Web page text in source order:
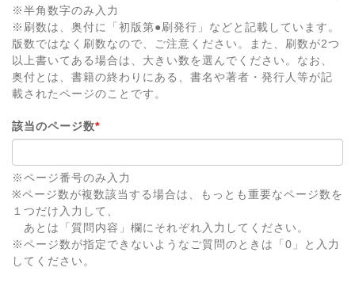
※半角数字のみ入力
※刷数は、奥付に「初版第●刷発行」などと記載しています。
版数ではなく刷数なので、ご注意ください。また、刷数が2つ
以上書いてある場合は、大きい数を選んでください。なお、
奥付とは、書籍の終わりにある、書名や著者・発行人等が記
載されたページのことです。
該当のページ数*
※ページ番号のみ入力
※ページ数が複数該当する場合は、もっとも重要なページ数を
１つだけ入力して、
あとは「質問内容」欄にそれぞれ入力してください。
※ページ数が指定できないようなご質問のときは「0」と入力
してください。